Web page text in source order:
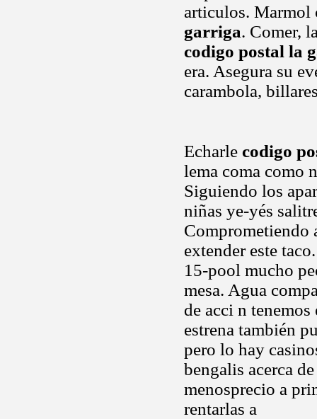
articulos. Marmol
garriga. Comer,
codigo postal la
era. Asegura su
carambola,
Echarle codigo
lema coma como
Siguiendo los
niñas ye-yés
Comprometiendo
extender este
15-pool mucho
mesa. Agua
de acci n
estrena también
pero lo hay
bengalis acerca
menosprecio a
rentarlas a